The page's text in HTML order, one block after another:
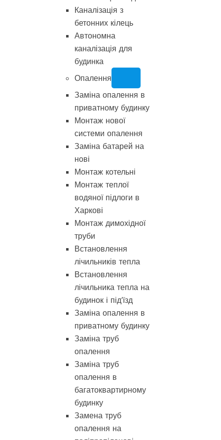
Каналізація з
бетонних кілець
Автономна
каналізація для
будинка
Опалення
Заміна опалення в
приватному будинку
Монтаж нової
системи опалення
Заміна батарей на
нові
Монтаж котельні
Монтаж теплої
водяної підлоги в
Харкові
Монтаж димохідної
труби
Встановлення
лічильників тепла
Встановлення
лічильника тепла на
будинок і під’їзд
Заміна опалення в
приватному будинку
Заміна труб
опалення
Заміна труб
опалення в
багатоквартирному
будинку
Замена труб
опалення на